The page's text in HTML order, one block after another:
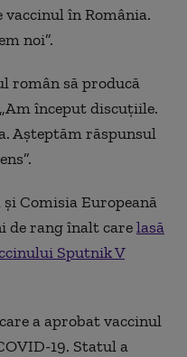
în România.
noi”.
român să producă
început discuţiile.
Aşteptăm răspunsul
Comisia Europeană
de rang înalt carelasă
Sputnik V
a aprobat vaccinul
19. Statul a